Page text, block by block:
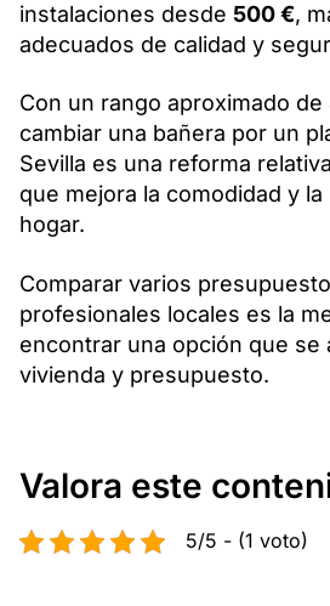
instalaciones desde 500 €,
adecuados de calidad y
Con un rango aproximado de
cambiar una bañera por un
Sevilla es una reforma
que mejora la comodidad y
hogar.
Comparar varios
profesionales locales es la
encontrar una opción que se
vivienda y presupuesto.
Valora este
5/5 - (1 voto)